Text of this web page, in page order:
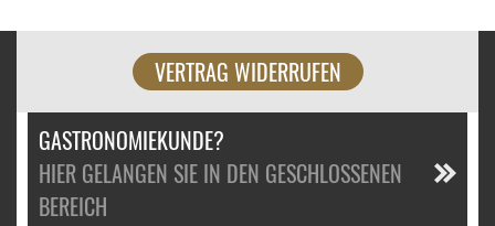
VERTRAG WIDERRUFEN
GASTRONOMIEKUNDE?
HIER GELANGEN SIE IN DEN GESCHLOSSENEN
BEREICH